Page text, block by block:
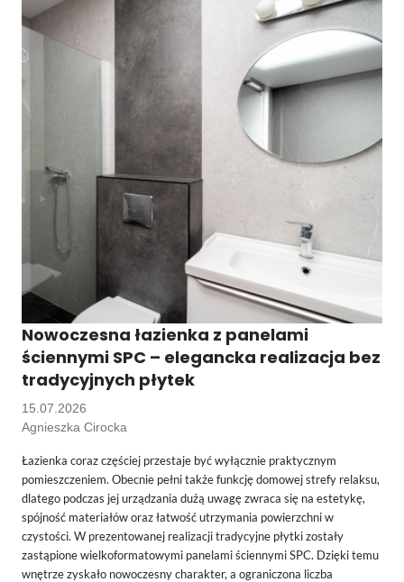
Nowoczesna łazienka z panelami
ściennymi SPC – elegancka realizacja bez
tradycyjnych płytek
Agnieszka Cirocka
15.07.2026
Łazienka coraz częściej przestaje być wyłącznie praktycznym
pomieszczeniem. Obecnie pełni także funkcję domowej strefy relaksu,
dlatego podczas jej urządzania dużą uwagę zwraca się na estetykę,
spójność materiałów oraz łatwość utrzymania powierzchni w
czystości. W prezentowanej realizacji tradycyjne płytki zostały
zastąpione wielkoformatowymi panelami ściennymi SPC. Dzięki temu
wnętrze zyskało nowoczesny charakter, a ograniczona liczba